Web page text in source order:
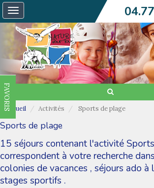
Toggle
navigation
FAVORIS
Accueil Activités Sports de plage
Sports de plage
15 séjours contenant l'activité
correspondent à votre recherche
colonies de vacances , séjours ado à
stages sportifs .